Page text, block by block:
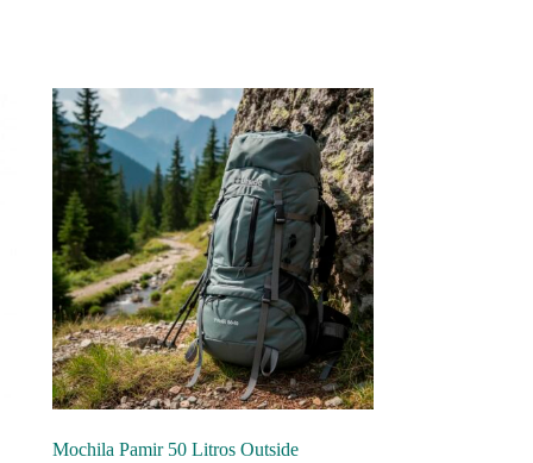
Mochila Pamir 50 Litros Outside